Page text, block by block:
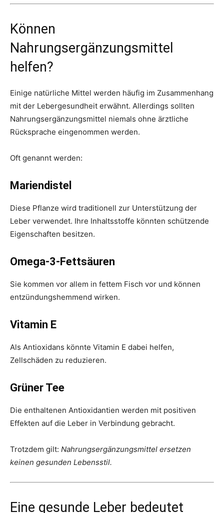
Können
Nahrungsergänzungsmittel
helfen?
Einige natürliche Mittel werden häufig im Zusammenhang
mit der Lebergesundheit erwähnt. Allerdings sollten
Nahrungsergänzungsmittel niemals ohne ärztliche
Rücksprache eingenommen werden.
Oft genannt werden:
Mariendistel
Diese Pflanze wird traditionell zur Unterstützung der
Leber verwendet. Ihre Inhaltsstoffe könnten schützende
Eigenschaften besitzen.
Omega-3-Fettsäuren
Sie kommen vor allem in fettem Fisch vor und können
entzündungshemmend wirken.
Vitamin E
Als Antioxidans könnte Vitamin E dabei helfen,
Zellschäden zu reduzieren.
Grüner Tee
Die enthaltenen Antioxidantien werden mit positiven
Effekten auf die Leber in Verbindung gebracht.
Trotzdem gilt: Nahrungsergänzungsmittel ersetzen
keinen gesunden Lebensstil.
Eine gesunde Leber bedeutet